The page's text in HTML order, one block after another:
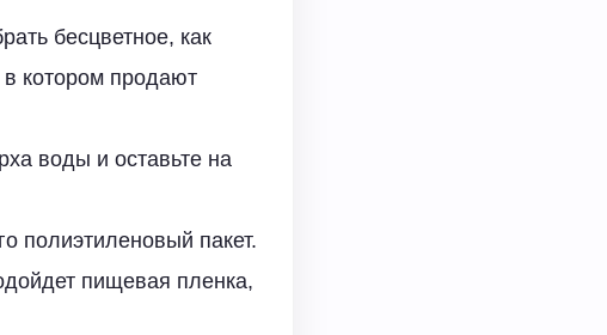
бесцветное, как
котором продают
воды и оставьте на
полиэтиленовый пакет.
пищевая пленка,